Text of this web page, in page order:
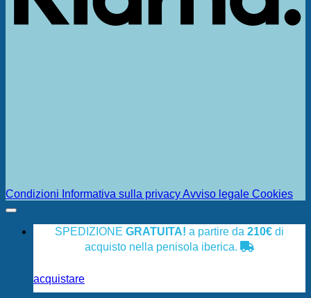
Condizioni Informativa sulla privacyAvviso legale Cookies
SPEDIZIONE GRATUITA! a partire da 210€ di
acquisto nella penisola iberica.
acquistare